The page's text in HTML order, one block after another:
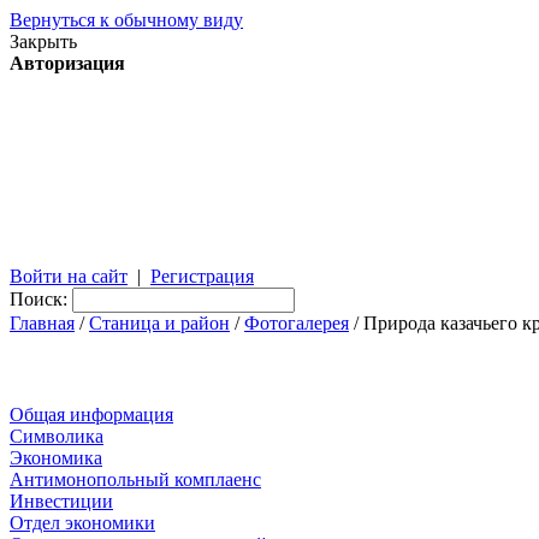
Вернуться к обычному виду
Закрыть
Авторизация
Войти на сайт | Регистрация
Поиск:
Главная /Станица и район /Фотогалерея / Природа казачьего
Общая информация
Символика
Экономика
Антимонопольный комплаенс
Инвестиции
Отдел экономики